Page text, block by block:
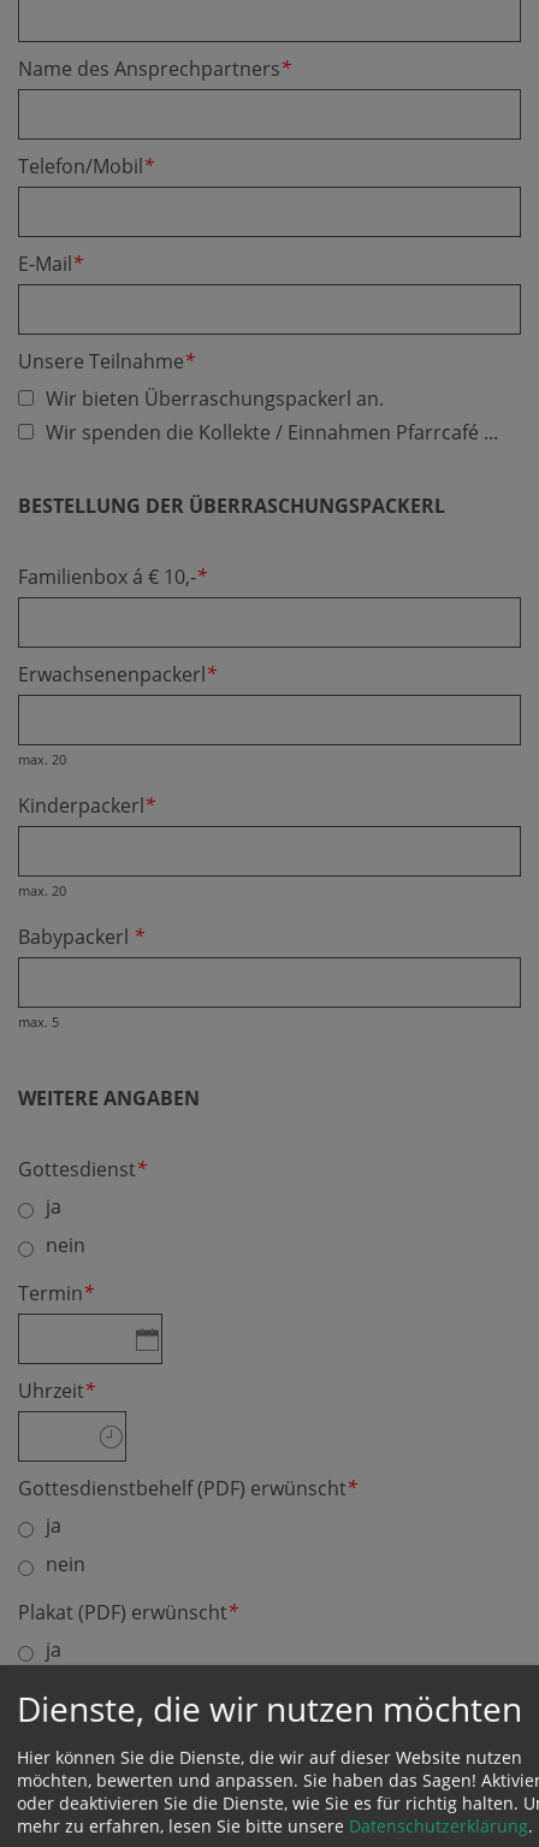
Name des Ansprechpartners*
Telefon/Mobil*
E-Mail*
Unsere Teilnahme*
Wir bieten Überraschungspackerl an.
Wir spenden die Kollekte / Einnahmen Pfarrcafé ...
BESTELLUNG DER ÜBERRASCHUNGSPACKERL
Familienbox á € 10,-*
Erwachsenenpackerl*
max. 20
Kinderpackerl*
max. 20
Babypackerl *
max. 5
WEITERE ANGABEN
Gottesdienst*
ja
nein
Termin*
Uhrzeit*
Gottesdienstbehelf (PDF) erwünscht*
ja
nein
Plakat (PDF) erwünscht*
ja
Postkarten "Tag des Lebens" zum Verteilen
div. Broschüren von aktion leben
Dienste, die wir nutzen möchten
Hier können Sie die Dienste, die wir auf dieser Website nutzen
möchten, bewerten und anpassen. Sie haben das Sagen!
oder deaktivieren Sie die Dienste, wie Sie es für richtig halten.
mehr zu erfahren, lesen Sie bitte unsere Datenschutzerklärung.